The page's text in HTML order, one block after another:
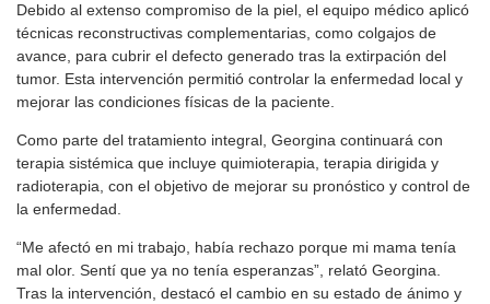
Debido al extenso compromiso de la piel, el equipo médico aplicó
técnicas reconstructivas complementarias, como colgajos de
avance, para cubrir el defecto generado tras la extirpación del
tumor. Esta intervención permitió controlar la enfermedad local y
mejorar las condiciones físicas de la paciente.
Como parte del tratamiento integral, Georgina continuará con
terapia sistémica que incluye quimioterapia, terapia dirigida y
radioterapia, con el objetivo de mejorar su pronóstico y control de
la enfermedad.
“Me afectó en mi trabajo, había rechazo porque mi mama tenía
mal olor. Sentí que ya no tenía esperanzas”, relató Georgina.
Tras la intervención, destacó el cambio en su estado de ánimo y